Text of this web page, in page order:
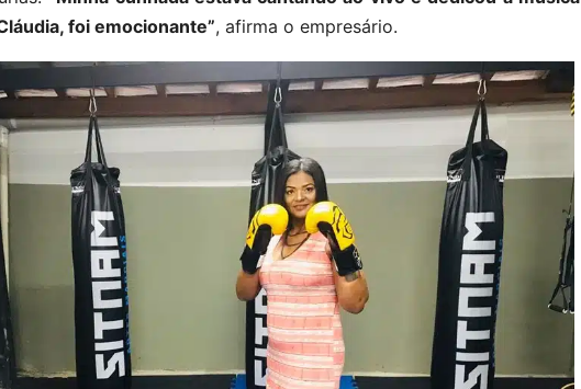
foi emocionante”, afirma o empresário.